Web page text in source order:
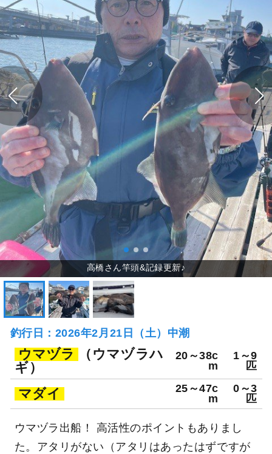
釣行日：2026年2月21日（土）中潮
ウマヅラ
（ウマヅラハ
ギ）
20～38c
m
1～9
匹
マダイ
25～47c
m
0～3
匹
ウマヅラ出船！ 高活性のポイントもありまし
た。アタリがない（アタリはあったはずですが